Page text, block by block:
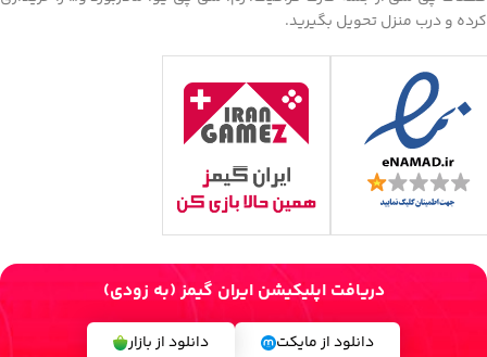
کرده و درب منزل تحویل بگیرید.
دریافت اپلیکیشن ایران گیمز (به زودی)
دانلود از مایکت دانلود از بازار